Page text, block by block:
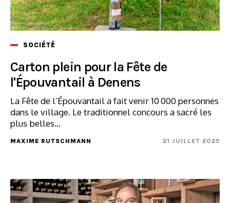
SOCIÉTÉ
Carton plein pour la Fête de
l'Épouvantail à Denens
La Fête de l’Épouvantail a fait venir 10 000 personnes
dans le village. Le traditionnel concours a sacré les
plus belles...
MAXIME RUTSCHMANN 21 JUILLET 2025